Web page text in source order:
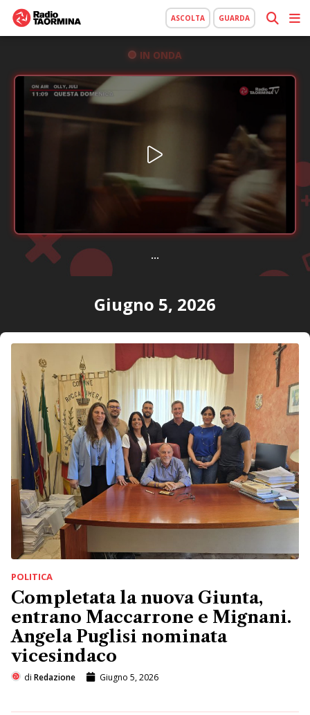
ASCOLTA GUARDA
IN ONDA
...
Giugno 5, 2026
POLITICA
Completata la nuova Giunta,
entrano Maccarrone e Mignani.
Angela Puglisi nominata
vicesindaco
di Redazione Giugno 5, 2026